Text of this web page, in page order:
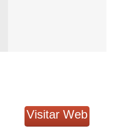
Visitar Web